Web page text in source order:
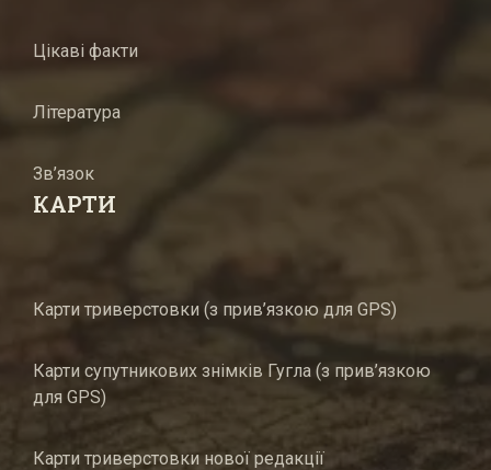
Цікаві факти
Література
Зв’язок
КАРТИ
Карти триверстовки (з прив’язкою для GPS)
Карти супутникових знімків Гугла (з прив’язкою
для GPS)
Карти триверстовки нової редакції